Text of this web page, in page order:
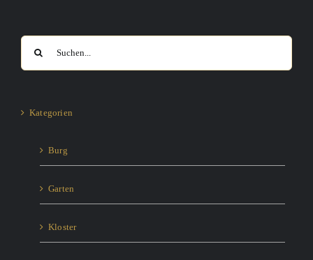
nach:
Kategorien
Burg
Garten
Kloster